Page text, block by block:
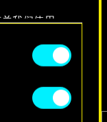
我们使用
好继续，请点
原画集